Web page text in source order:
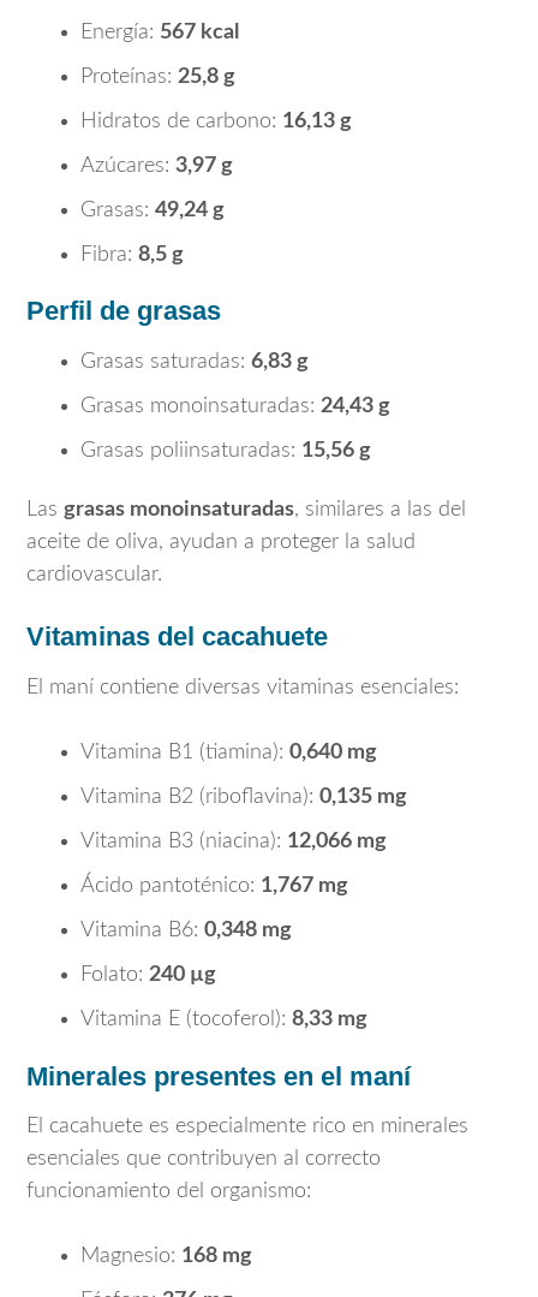
Energía: 567 kcal
Proteínas: 25,8 g
Hidratos de carbono: 16,13 g
Azúcares: 3,97 g
Grasas: 49,24 g
Fibra: 8,5 g
Perfil de grasas
Grasas saturadas: 6,83 g
Grasas monoinsaturadas: 24,43 g
Grasas poliinsaturadas: 15,56 g
Las grasas monoinsaturadas, similares a las del
aceite de oliva, ayudan a proteger la salud
cardiovascular.
Vitaminas del cacahuete
El maní contiene diversas vitaminas esenciales:
Vitamina B1 (tiamina): 0,640 mg
Vitamina B2 (riboflavina): 0,135 mg
Vitamina B3 (niacina): 12,066 mg
Ácido pantoténico: 1,767 mg
Vitamina B6: 0,348 mg
Folato: 240 µg
Vitamina E (tocoferol): 8,33 mg
Minerales presentes en el maní
El cacahuete es especialmente rico en minerales
esenciales que contribuyen al correcto
funcionamiento del organismo:
Magnesio: 168 mg